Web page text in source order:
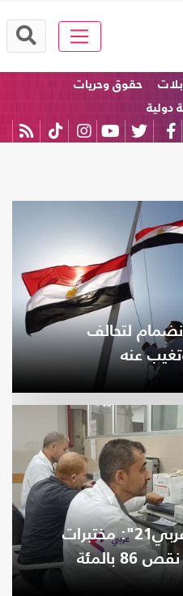
حقوق وحريات
دولية
لتحالف
عنه
مسؤول فلسطيني لـ"عربي21": مختبرات
غزة على حافة الانهيار.. نقص 86 بالمئة